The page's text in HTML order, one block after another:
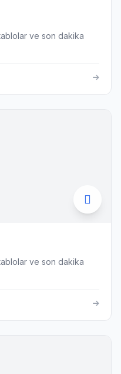
ve son dakika
ve son dakika